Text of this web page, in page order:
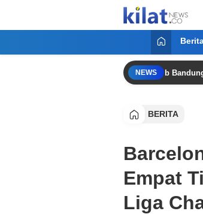
KilatNews.co
Mencerdaskan
NEWS
Persebaya Siap Hadapi Persib Bandung
BERITA
Empat
Liga